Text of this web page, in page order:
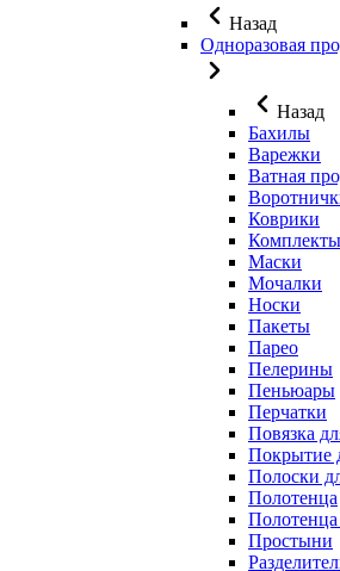
Назад
Одноразовая
Назад
Бахилы
Варежки
Ватная
Коврики
Комплекты
Маски
Мочалки
Носки
Пакеты
Парео
Пелерины
Пеньюары
Перчатки
Повязка
Покрытие
Полоски
Полотенца
Простыни